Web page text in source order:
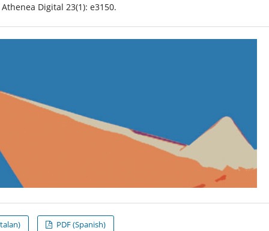
Digital 23(1): e3150.
PDF (Spanish)